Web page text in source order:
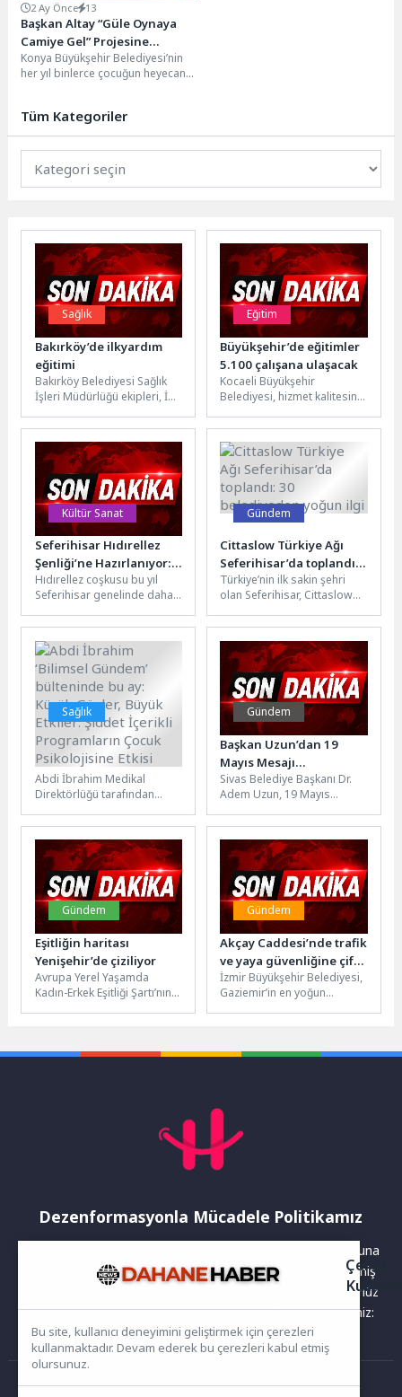
2 Ay Önce 13
Başkan Altay “Güle Oynaya
Camiye Gel” Projesine
Başvuruların Başladığını
Duyurdu
Konya Büyükşehir Belediyesi’nin
her yıl binlerce çocuğun heyecanla
Tüm Kategoriler
Sağlık
Bakırköy’de ilkyardım
eğitimi
Bakırköy Belediyesi Sağlık
İşleri Müdürlüğü ekipleri, İBB
4. Kısım’da vatandaşlara...
Eğitim
Büyükşehir’de eğitimler
5.100 çalışana ulaşacak
Kocaeli Büyükşehir
Belediyesi, hizmet kalitesini
hedefiyle personele yönelik
eğitim programlarını
aksatmadan...
Kültür Sanat
Seferihisar Hıdırellez
Şenliği’ne Hazırlanıyor:
“Bahar Coşkusu” üç
noktada aynı anda
yaşanacak
Hıdırellez coşkusu bu yıl
Seferihisar genelinde daha
kutlanacak. Seferihisar
Belediyesi öncülüğünde
düzenlenen geleneksel...
Gündem
Cittaslow Türkiye Ağı
Seferihisar’da toplandı:
30 belediyeden yoğun
ilgi
Türkiye’nin ilk sakin şehri
olan Seferihisar, Cittaslow
Toplantısı’na ev sahipliği
yapıyor. Sığacık’ta...
Sağlık
Abdi İbrahim ‘Bilimsel
Gündem’ bülteninde bu
ay: Küçük Gözler, Büyük
Etkiler: Şiddet İçerikli
Programların Çocuk
Abdi İbrahim Medikal
Direktörlüğü tarafından
Gündem” bültenlerinin yeni
sayısında, erken çocukluk
döneminde şiddet...
Gündem
Başkan Uzun’dan 19
Mayıs Mesajı…
Sivas Belediye Başkanı Dr.
Adem Uzun, 19 Mayıs
Spor Bayramı dolayısıyla...
Gündem
Eşitliğin haritası
Yenişehir’de çiziliyor
Avrupa Yerel Yaşamda
Kadın-Erkek Eşitliği Şartı’nın
Gündem
Akçay Caddesi’nde trafik
ve yaya güvenliğine çifte
çözüm
İzmir Büyükşehir Belediyesi,
Gaziemir’in en yoğun
hem de...
Dezenformasyonla Mücadele Politikamız
Yayınlanan haberler doğruluk ilkesi gözetilerek hazırlanır. Buna
rağmen bazı içeriklerde eksik, hatalı veya güncelliğini yitirmiş
bilgiler bulunabilir.Yanlış veya yanıltıcı olduğunu düşündüğünüz
haberleri aşağıdaki iletişim kanallarından bize bildirebilirsiniz:
Çerez
Bu site, kullanıcı deneyimini geliştirmek için çerezleri
kullanmaktadır. Devam ederek bu çerezleri kabul etmiş
olursunuz.